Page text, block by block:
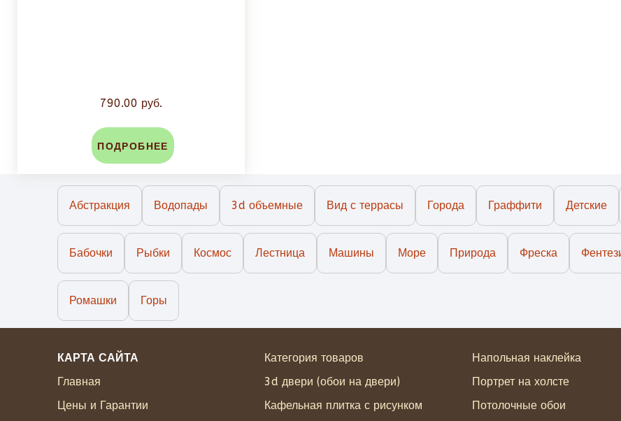
790.00 руб.
ПОДРОБНЕЕ
Абстракция Водопады 3d объемные Вид с террасы Города Граффити Детские
Бабочки Рыбки Космос Лестница Машины Море Природа Фреска
Ромашки Горы
КАРТА САЙТА
Главная
Цены и Гарантии
Категория товаров
3d двери (обои на двери)
Кафельная плитка с рисунком
Напольная наклейка
Портрет на холсте
Потолочные обои